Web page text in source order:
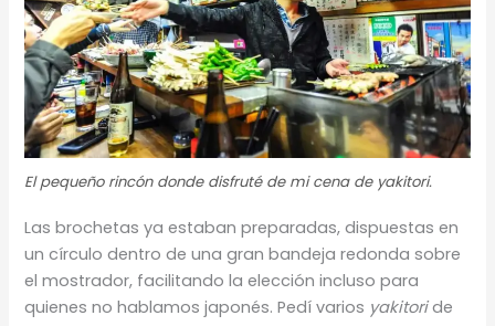
El pequeño rincón donde disfruté de mi cena de yakitori.
Las brochetas ya estaban preparadas, dispuestas en
un círculo dentro de una gran bandeja redonda sobre
el mostrador, facilitando la elección incluso para
quienes no hablamos japonés. Pedí varios yakitoride